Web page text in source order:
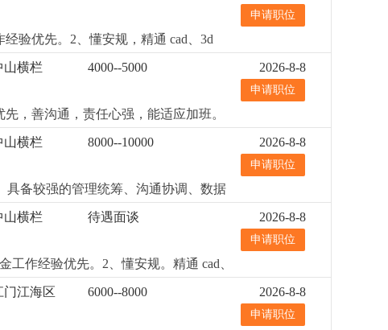
申请职位
验优先。2、懂安规，精通 cad、3d
受加班。更详细...
山横栏 4000--5000
2026-8-8
申请职位
，善沟通，责任心强，能适应加班。
山横栏 8000--10000
2026-8-8
申请职位
具备较强的管理统筹、沟通协调、数据
用办公软件。更详细...
山横栏 待遇面谈
2026-8-8
申请职位
作经验优先。2、懂安规。精通 cad、
合业务与客户对接各项目，并提供技术
门江海区 6000--8000
2026-8-8
申请职位